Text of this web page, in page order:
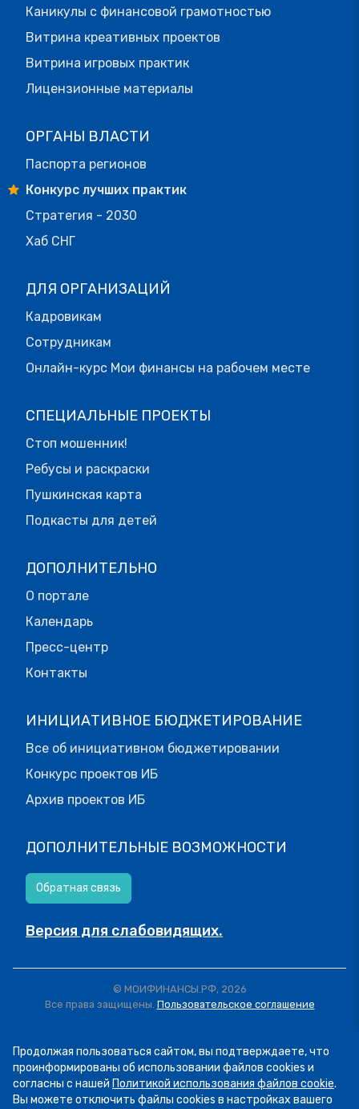
Каникулы с финансовой грамотностью
Витрина креативных проектов
Витрина игровых практик
Лицензионные материалы
ОРГАНЫ ВЛАСТИ
Паспорта регионов
Конкурс лучших практик
Стратегия - 2030
Хаб СНГ
ДЛЯ ОРГАНИЗАЦИЙ
Кадровикам
Сотрудникам
Онлайн-курс Мои финансы на рабочем месте
СПЕЦИАЛЬНЫЕ ПРОЕКТЫ
Стоп мошенник!
Ребусы и раскраски
Пушкинская карта
Подкасты для детей
ДОПОЛНИТЕЛЬНО
О портале
Календарь
Пресс-центр
Контакты
ИНИЦИАТИВНОЕ БЮДЖЕТИРОВАНИЕ
Все об инициативном бюджетировании
Конкурс проектов ИБ
Архив проектов ИБ
ДОПОЛНИТЕЛЬНЫЕ ВОЗМОЖНОСТИ
Обратная связь
Версия для слабовидящих.
© МОИФИНАНСЫ.РФ, 2026
Все права защищены. Пользовательское соглашение
Продолжая пользоваться сайтом, вы подтверждаете, что
проинформированы об использовании файлов cookies и
согласны с нашей Политикой использования файлов cookie.
Вы можете отключить файлы cookies в настройках вашего